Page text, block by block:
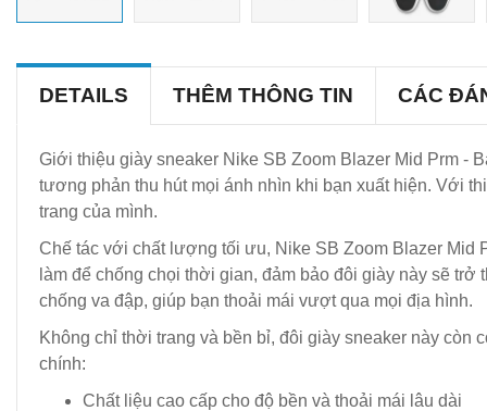
DETAILS THÊM THÔNG TIN CÁC
Giới thiệu giày sneaker Nike SB Zoom Blazer Mid Prm -
tương phản thu hút mọi ánh nhìn khi bạn xuất hiện. Với
trang của mình.
Chế tác với chất lượng tối ưu, Nike SB Zoom Blazer Mid
làm để chống chọi thời gian, đảm bảo đôi giày này sẽ
chống va đập, giúp bạn thoải mái vượt qua mọi địa hình.
Không chỉ thời trang và bền bỉ, đôi giày sneaker này còn
chính:
Chất liệu cao cấp cho độ bền và thoải mái lâu dài